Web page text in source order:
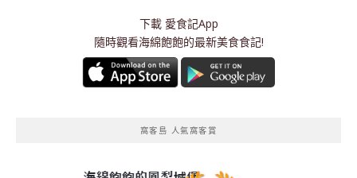
下載 愛食記App
隨時觀看海綿飽飽的最新美食食記!
窩客島 人氣窩客賞